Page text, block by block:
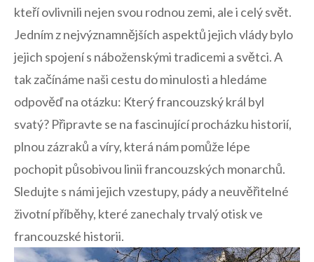
kteří ovlivnili nejen svou rodnou zemi, ale i celý svět.
Jedním z nejvýznamnějších aspektů‌ jejich vlády bylo
jejich spojení s náboženskými tradicemi a světci. A
tak začínáme naši cestu do minulosti a hledáme
odpověď na otázku: Který​ francouzský král byl
svatý? Připravte se na fascinující procházku historií,
plnou zázraků‍ a víry, která nám pomůže lépe
pochopit působivou linii francouzských monarchů.
Sledujte s námi jejich vzestupy, pády ⁣a neuvěřitelné
životní příběhy, které‌ zanechaly trvalý otisk ve
francouzské historii.